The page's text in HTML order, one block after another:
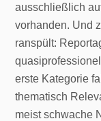
ausschließlich
vorhanden. Und
ranspült:
erste Kategorie
thematisch
meist schwache